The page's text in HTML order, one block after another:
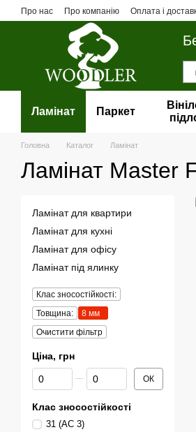
Перейти до основного контенту
Про нас Про компанію Оплата і
Ламінат Паркет
Головна Каталог Ламінат
Ламiнат Master
Ламінат для квартири
Ламінат для кухні
Ламінат для офісу
Ламінат під ялинку
Клас зносостійкості:
Товщина:
8 мм
Очистити фільтр
Ціна, грн
Від Ціна, грн
До Ціна, грн ОК
Клас зносостійкості
31 (АС 3)